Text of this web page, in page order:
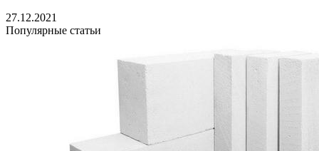
27.12.2021
Популярные статьи